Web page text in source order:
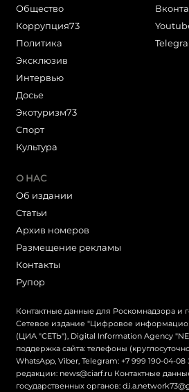
Общество
Коррупция73
Политика
Эксклюзив
Интервью
Досье
Экотуризм73
Cпорт
Культура
О НАС
Об издании
Статьи
Архив номеров
Размещение рекламы
Контакты
Рупор
Контактные данные для Роскомнадзора и
Сетевое издание "Цифровое
(ЦИА "СЕТЬ"), Digital Information Agency
поддержка сайта: телефоны
WhatsApp, Viber, Telegram: +7 999 190-04-
редакции: news@ciarf.ru Контактные
государственных органов: